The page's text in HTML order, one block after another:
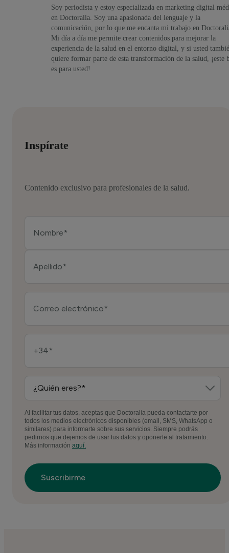
Soy periodista y estoy especializada en marketing digital
en Doctoralia. Soy una apasionada del lenguaje y la
comunicación, por lo que me encanta mi trabajo en
Mi día a día me permite crear contenidos para mejorar la
experiencia de la salud en el entorno digital, y si usted
quiere formar parte de esta transformación de la salud, ¡este
es para usted!
Inspírate
Contenido exclusivo para profesionales de la salud.
Al facilitar tus datos, aceptas que Doctoralia pueda contactarte por
todos los medios electrónicos disponibles (email, SMS, WhatsApp o
similares) para informarte sobre sus servicios. Siempre podrás
pedirnos que dejemos de usar tus datos y oponerte al tratamiento.
Más información aquí.